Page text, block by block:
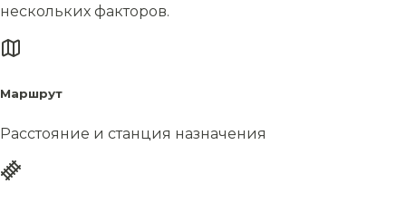
нескольких факторов.
Маршрут
Расстояние и станция назначения